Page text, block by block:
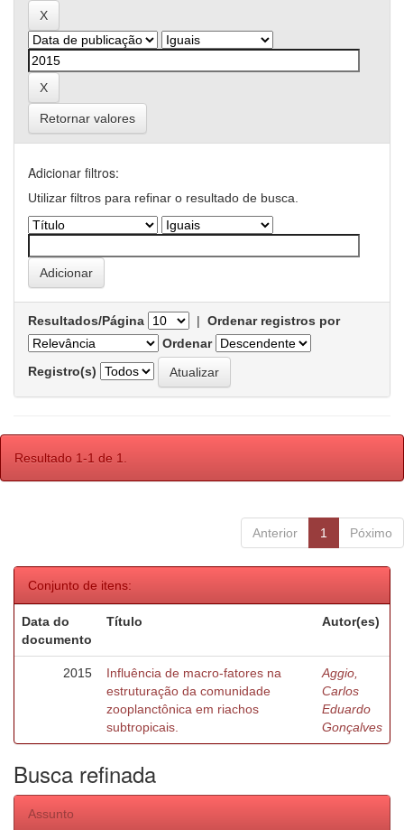
Retornar valores
Adicionar filtros:
Utilizar filtros para refinar o resultado de busca.
Resultados/Página | Ordenar registros por
Ordenar
Registro(s)
Resultado 1-1 de 1.
Anterior 1 Póximo
Conjunto de itens:
Data do
documento
Título Autor(es)
2015
Influência de macro-fatores na
estruturação da comunidade
zooplanctônica em riachos
subtropicais.
Aggio,
Carlos
Eduardo
Gonçalves
Busca refinada
Assunto